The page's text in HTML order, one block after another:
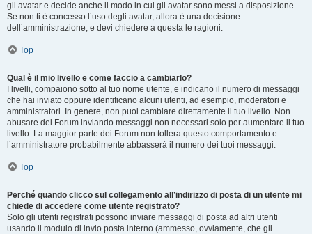
gli avatar e decide anche il modo in cui gli avatar sono messi a disposizione.
Se non ti è concesso l’uso degli avatar, allora è una decisione
dell’amministrazione, e devi chiedere a questa le ragioni.
Top
Qual è il mio livello e come faccio a cambiarlo?
I livelli, compaiono sotto al tuo nome utente, e indicano il numero di messaggi
che hai inviato oppure identificano alcuni utenti, ad esempio, moderatori e
amministratori. In genere, non puoi cambiare direttamente il tuo livello. Non
abusare del Forum inviando messaggi non necessari solo per aumentare il tuo
livello. La maggior parte dei Forum non tollera questo comportamento e
l’amministratore probabilmente abbasserà il numero dei tuoi messaggi.
Top
Perché quando clicco sul collegamento all’indirizzo di posta di un utente mi
chiede di accedere come utente registrato?
Solo gli utenti registrati possono inviare messaggi di posta ad altri utenti
usando il modulo di invio posta interno (ammesso, ovviamente, che gli